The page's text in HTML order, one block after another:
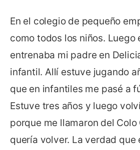
En el colegio de pequeño
como todos los niños. Luego
entrenaba mi padre en
infantil. Allí estuve jugando
que en infantiles me pasé a
Estuve tres años y luego
porque me llamaron del Colo
quería volver. La verdad que